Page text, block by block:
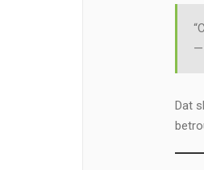
—
Dat